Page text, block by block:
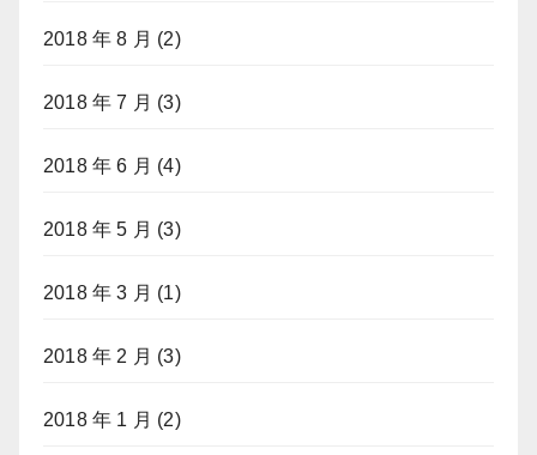
2018 年 8 月 (2)
2018 年 7 月 (3)
2018 年 6 月 (4)
2018 年 5 月 (3)
2018 年 3 月 (1)
2018 年 2 月 (3)
2018 年 1 月 (2)